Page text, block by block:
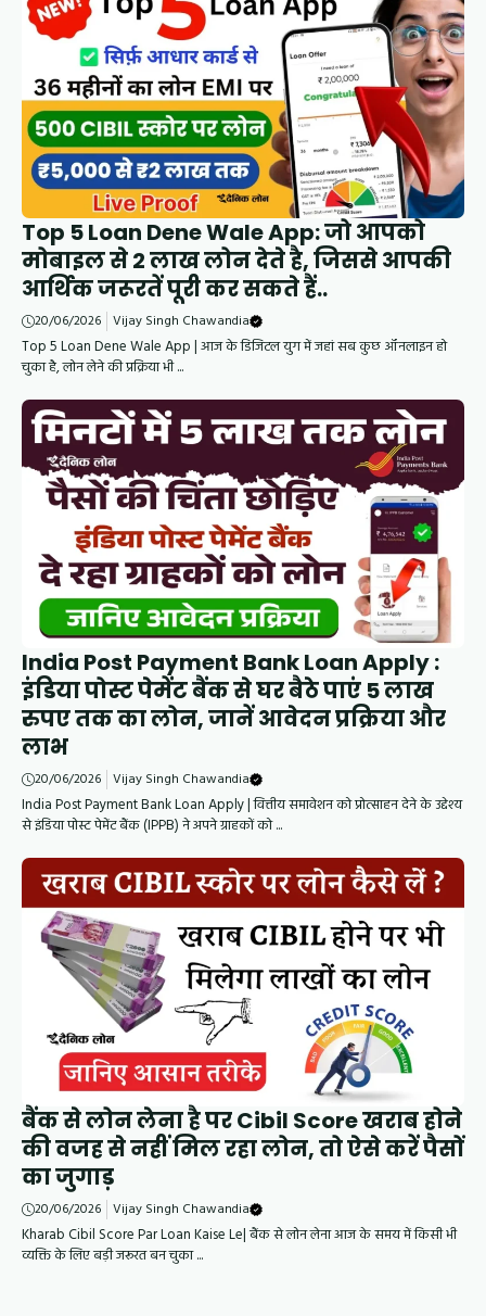
Top 5 Loan Dene Wale App: जो आपको
मोबाइल से 2 लाख लोन देते है, जिससे आपकी
आर्थिक जरूरतें पूरी कर सकते हैं..
20/06/2026 Vijay Singh Chawandia
Top 5 Loan Dene Wale App | आज के डिजिटल युग में जहां सब कुछ ऑनलाइन हो
चुका है, लोन लेने की प्रक्रिया भी ...
India Post Payment Bank Loan Apply :
इंडिया पोस्ट पेमेंट बैंक से घर बैठे पाएं 5 लाख
रुपए तक का लोन, जानें आवेदन प्रक्रिया और
लाभ
20/06/2026 Vijay Singh Chawandia
India Post Payment Bank Loan Apply | वित्तीय समावेशन को प्रोत्साहन देने के उद्देश्य
से इंडिया पोस्ट पेमेंट बैंक (IPPB) ने अपने ग्राहकों को ...
बैंक से लोन लेना है पर Cibil Score खराब होने
की वजह से नहीं मिल रहा लोन, तो ऐसे करें पैसों
का जुगाड़
20/06/2026 Vijay Singh Chawandia
Kharab Cibil Score Par Loan Kaise Le| बैंक से लोन लेना आज के समय में किसी भी
व्यक्ति के लिए बड़ी जरूरत बन चुका ...